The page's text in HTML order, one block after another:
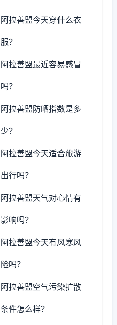
阿拉善盟今天穿什么衣
服？
阿拉善盟最近容易感冒
吗？
阿拉善盟防晒指数是多
少？
阿拉善盟今天适合旅游
出行吗？
阿拉善盟天气对心情有
影响吗？
阿拉善盟今天有风寒风
险吗？
阿拉善盟空气污染扩散
条件怎么样？